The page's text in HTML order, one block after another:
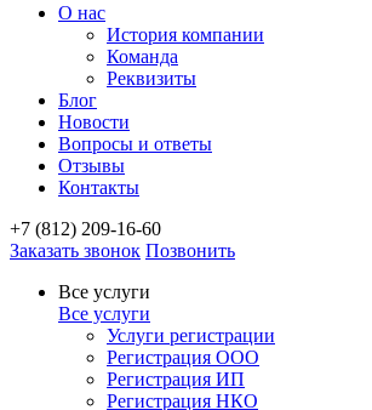
О нас
История компании
Команда
Реквизиты
Блог
Новости
Вопросы и ответы
Отзывы
Контакты
+7 (812) 209-16-60
Заказать звонок Позвонить
Все услуги
Все услуги
Услуги регистрации
Регистрация ООО
Регистрация ИП
Регистрация НКО